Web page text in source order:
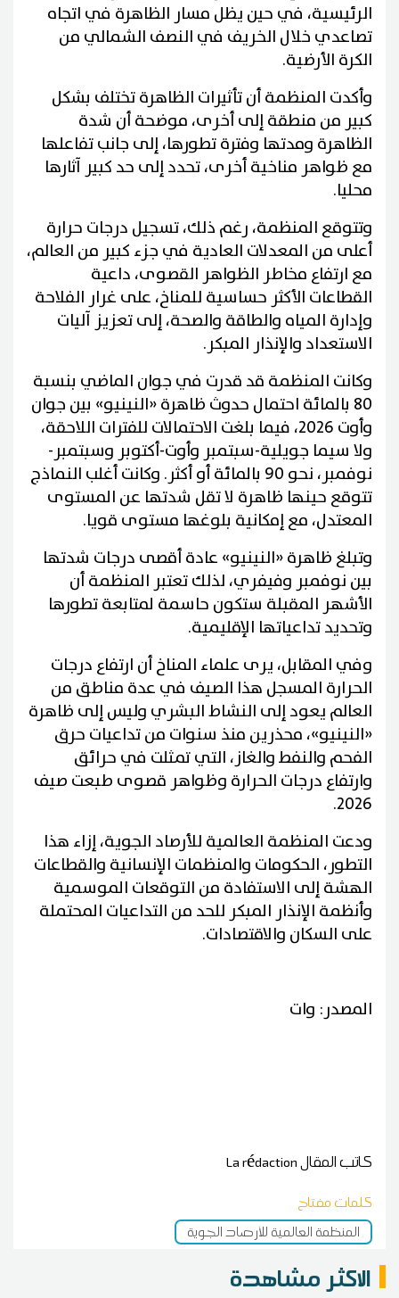
الرئيسية، في حين يظل مسار الظاهرة في اتجاه
تصاعدي خلال الخريف في النصف الشمالي من
الكرة الأرضية.
وأكدت المنظمة أن تأثيرات الظاهرة تختلف بشكل
كبير من منطقة إلى أخرى، موضحة أن شدة
الظاهرة ومدتها وفترة تطورها، إلى جانب تفاعلها
مع ظواهر مناخية أخرى، تحدد إلى حد كبير آثارها
محليا.
وتتوقع المنظمة، رغم ذلك، تسجيل درجات حرارة
أعلى من المعدلات العادية في جزء كبير من العالم،
مع ارتفاع مخاطر الظواهر القصوى، داعية
القطاعات الأكثر حساسية للمناخ، على غرار الفلاحة
وإدارة المياه والطاقة والصحة، إلى تعزيز آليات
الاستعداد والإنذار المبكر.
وكانت المنظمة قد قدرت في جوان الماضي بنسبة
80 بالمائة احتمال حدوث ظاهرة «النينيو» بين جوان
وأوت 2026، فيما بلغت الاحتمالات للفترات اللاحقة،
ولا سيما جويلية-سبتمبر وأوت-أكتوبر وسبتمبر-
نوفمبر، نحو 90 بالمائة أو أكثر. وكانت أغلب النماذج
تتوقع حينها ظاهرة لا تقل شدتها عن المستوى
المعتدل، مع إمكانية بلوغها مستوى قويا.
وتبلغ ظاهرة «النينيو» عادة أقصى درجات شدتها
بين نوفمبر وفيفري، لذلك تعتبر المنظمة أن
الأشهر المقبلة ستكون حاسمة لمتابعة تطورها
وتحديد تداعياتها الإقليمية.
وفي المقابل، يرى علماء المناخ أن ارتفاع درجات
الحرارة المسجل هذا الصيف في عدة مناطق من
العالم يعود إلى النشاط البشري وليس إلى ظاهرة
«النينيو»، محذرين منذ سنوات من تداعيات حرق
الفحم والنفط والغاز، التي تمثلت في حرائق
وارتفاع درجات الحرارة وظواهر قصوى طبعت صيف
2026.
ودعت المنظمة العالمية للأرصاد الجوية، إزاء هذا
التطور، الحكومات والمنظمات الإنسانية والقطاعات
الهشة إلى الاستفادة من التوقعات الموسمية
وأنظمة الإنذار المبكر للحد من التداعيات المحتملة
على السكان والاقتصادات.
المصدر: وات
كاتب المقالLa rédaction
كلمات مفتاح
المنظمة العالمية للأرصاد الجوية
الاكثر مشاهدة